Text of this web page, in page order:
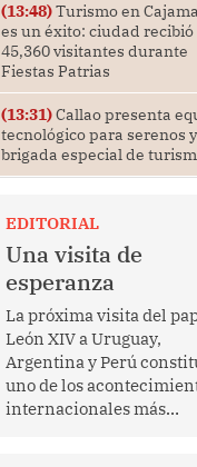
(13:48)Turismo en
es un éxito: ciudad recibió
45,360 visitantes durante
Fiestas Patrias
(13:31)Callao presenta
tecnológico para serenos y
brigada especial de
EDITORIAL
Una visita de
esperanza
La próxima visita del
León XIV a Uruguay,
Argentina y Perú
uno de los
internacionales más